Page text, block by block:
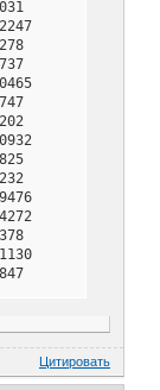
Цитировать